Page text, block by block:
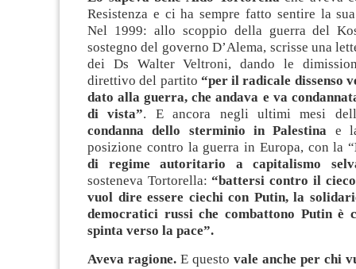
Resistenza e ci ha sempre fatto sentire la
Nel 1999: allo scoppio della guerra del
sostegno del governo D’Alema, scrisse una
dei Ds Walter Veltroni, dando le
direttivo del partito “per il radicale dissenso
dato alla guerra, che andava e va
di vista”. E ancora negli ultimi mesi
condanna dello sterminio in Palestina e
posizione contro la guerra in Europa, con la “
di regime autoritario a capitalismo
sosteneva Tortorella:“battersi contro il
vuol dire essere ciechi con Putin, la
democratici russi che combattono Putin è
spinta verso la pace”.
Aveva ragione. E questo vale anche per chi